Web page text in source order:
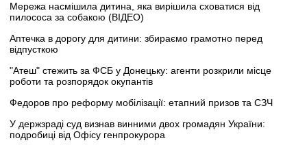
Мережа насмішила дитина, яка вирішила сховатися від
пилососа за собакою (ВІДЕО)
Аптечка в дорогу для дитини: збираємо грамотно перед
відпусткою
"Атеш" стежить за ФСБ у Донецьку: агенти розкрили місце
роботи та розпорядок окупантів
Федоров про реформу мобілізації: етапний призов та СЗЧ
У держзраді суд визнав винними двох громадян України:
подробиці від Офісу генпрокурора